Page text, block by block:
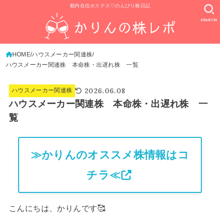
都内在住ホステス♡のんびり株日記
SEARCH
HOME ハウスメーカー関連株
ハウスメーカー関連株 本命株・出遅れ株 一覧
ハウスメーカー関連株 2026.06.08
ハウスメーカー関連株 本命株・出遅れ株 一
覧
≫かりんのオススメ株情報はコ
チラ≪
こんにちは、かりんです🥰